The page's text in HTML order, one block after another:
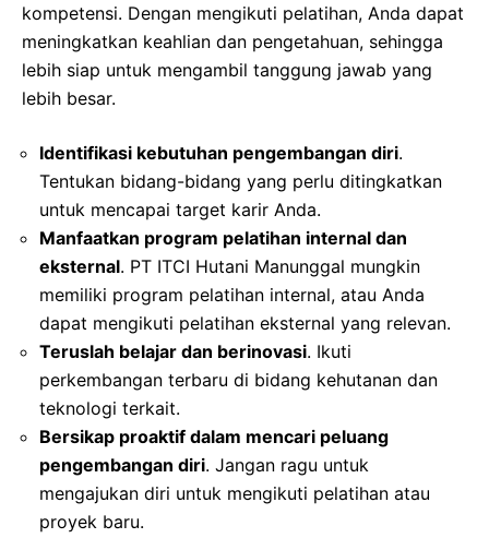
kompetensi. Dengan mengikuti pelatihan, Anda dapat
meningkatkan keahlian dan pengetahuan, sehingga
lebih siap untuk mengambil tanggung jawab yang
lebih besar.
Identifikasi kebutuhan pengembangan diri.
Tentukan bidang-bidang yang perlu ditingkatkan
untuk mencapai target karir Anda.
Manfaatkan program pelatihan internal dan
eksternal. PT ITCI Hutani Manunggal mungkin
memiliki program pelatihan internal, atau Anda
dapat mengikuti pelatihan eksternal yang relevan.
Teruslah belajar dan berinovasi. Ikuti
perkembangan terbaru di bidang kehutanan dan
teknologi terkait.
Bersikap proaktif dalam mencari peluang
pengembangan diri. Jangan ragu untuk
mengajukan diri untuk mengikuti pelatihan atau
proyek baru.